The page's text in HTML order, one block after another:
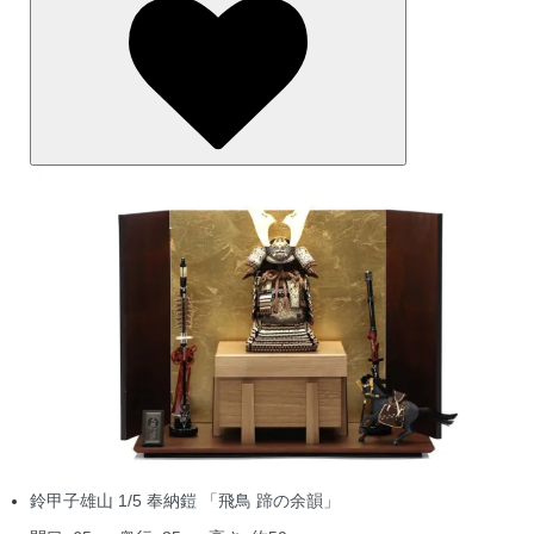
鈴甲子雄山 1/5 奉納鎧 「飛鳥 蹄の余韻」